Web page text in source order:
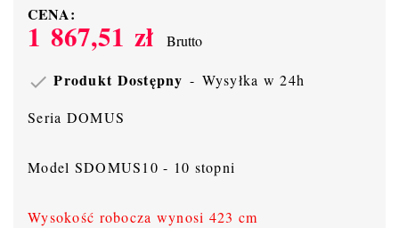
CENA:
1 867,51 zł Brutto
 Produkt Dostępny Wysyłka w 24h
Seria DOMUS
Model SDOMUS10 - 10 stopni
Wysokość robocza wynosi 423 cm